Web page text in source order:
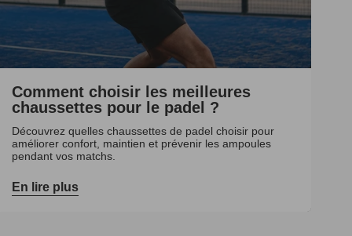
Comment choisir les meilleures
chaussettes pour le padel ?
Découvrez quelles chaussettes de padel choisir pour
améliorer confort, maintien et prévenir les ampoules
pendant vos matchs.
En lire plus